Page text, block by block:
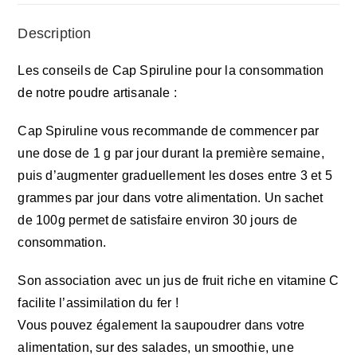
Description
Les conseils de Cap Spiruline pour la consommation
de notre poudre artisanale :
Cap Spiruline vous recommande de commencer par
une dose de 1 g par jour durant la première semaine,
puis d’augmenter graduellement les doses entre 3 et 5
grammes par jour dans votre alimentation. Un sachet
de 100g permet de satisfaire environ 30 jours de
consommation.
Son association avec un jus de fruit riche en vitamine C
facilite l’assimilation du fer !
Vous pouvez également la saupoudrer dans votre
alimentation, sur des salades, un smoothie, une